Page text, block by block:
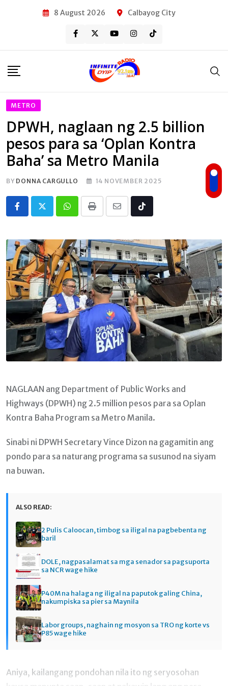
8 August 2026 Calbayog City
METRO
DPWH, naglaan ng 2.5 billion
pesos para sa ‘Oplan Kontra
Baha’ sa Metro Manila
BY DONNA CARGULLO 14 NOVEMBER 2025
Whatsapp
Print
Share
Email
Tiktok
NAGLAAN ang Department of Public Works and
Highways (DPWH) ng 2.5 million pesos para sa Oplan
Kontra Baha Program sa Metro Manila.
Sinabi ni DPWH Secretary Vince Dizon na gagamitin ang
pondo para sa naturang programa sa susunod na siyam
na buwan.
ALSO READ:
2 Pulis Caloocan, timbog sa iligal na pagbebenta ng
baril
DOLE, nagpasalamat sa mga senador sa pagsuporta
sa NCR wage hike
P40M na halaga ng iligal na paputok galing China,
nakumpiska sa pier sa Maynila
Labor groups, naghain ng mosyon sa TRO ng korte vs
P85 wage hike
Aniya, kailangang pondohan nila ito ng seryosohan